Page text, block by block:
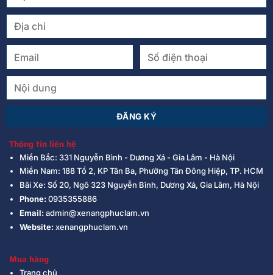
Thông tin liên hệ
Miền Bắc: 331 Nguyễn Bình - Dương Xá - Gia Lâm - Hà Nội
Miền Nam: 188 Tổ 2, KP Tân Ba, Phường Tân Đông Hiệp, TP. HCM
Bãi Xe: Số 20, Ngõ 323 Nguyễn Bình, Dương Xá, Gia Lâm, Hà Nội
Phone:0935355886
Email:admin@xenangphuclam.vn
Website:xenangphuclam.vn
Mua hàng
Trang chủ